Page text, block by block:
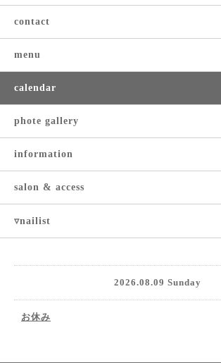
contact
menu
calendar
phote gallery
information
salon & access
▿nailist
2026.08.09 Sunday
お休み